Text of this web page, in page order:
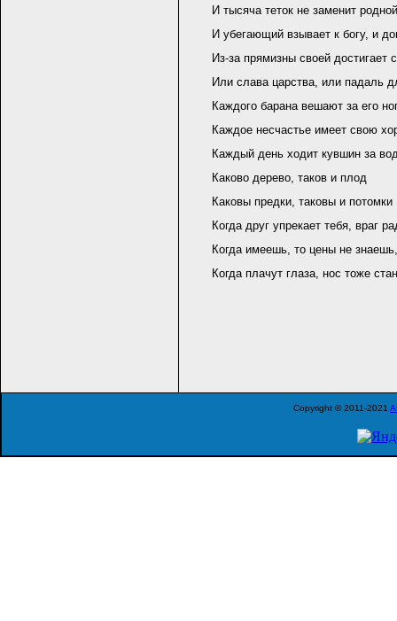
И тысяча теток не заменит
И убегающий взывает к богу, и
Из-за прямизны своей достигает
Или слава царства, или падаль
Каждого барана вешают за его
Каждое несчастье имеет свою
Каждый день ходит кувшин за
Каково дерево, таков и плод
Каковы предки, таковы и потомки
Когда друг упрекает тебя, враг
Когда имеешь, то цены не
Когда плачут глаза, нос тоже
Copyright © 2011-2021